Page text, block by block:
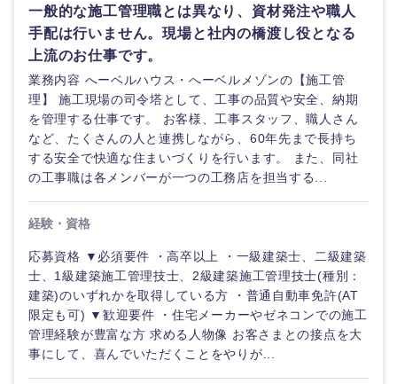
一般的な施工管理職とは異なり、資材発注や職人
手配は行いません。現場と社内の橋渡し役となる
上流のお仕事です。
業務内容 へーベルハウス・へーベルメゾンの【施工管
理】 施工現場の司令塔として、工事の品質や安全、納期
を管理する仕事です。 お客様、工事スタッフ、職人さん
など、たくさんの人と連携しながら、60年先まで長持ち
する安全で快適な住まいづくりを行います。 また、同社
の工事職は各メンバーが一つの工務店を担当する...
経験・資格
応募資格 ▼必須要件 ・高卒以上 ・一級建築士、二級建築
士、1級建築施工管理技士、2級建築施工管理技士(種別：
建築)のいずれかを取得している方 ・普通自動車免許(AT
限定も可) ▼歓迎要件 ・住宅メーカーやゼネコンでの施工
管理経験が豊富な方 求める人物像 お客さまとの接点を大
事にして、喜んでいただくことをやりが...